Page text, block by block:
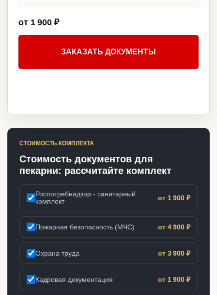
от 1 900 ₽
ЗАКАЗАТЬ ДОКУМЕНТЫ
СТОИМОСТЬ КОМПЛЕКТА
Стоимость документов для
пекарни: рассчитайте комплект
Роспотребнадзор - санитарный
комплект
от 1 900 ₽
Пожарная безопасность (МЧС) от 4 900 ₽
Охрана труда от 3 900 ₽
Кадровая документация от 1 900 ₽